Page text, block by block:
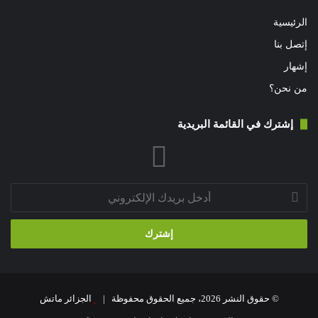
الرئيسية
إتصل بنا
إشهار
من نحن؟
إشترك في القائمة البريدية
بريدك
الإلكتروني
© حقوق النشر 2026، جميع الحقوق محفوظة | الجزائر ماتش